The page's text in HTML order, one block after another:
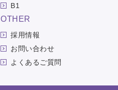
B1
OTHER
採用情報
お問い合わせ
よくあるご質問